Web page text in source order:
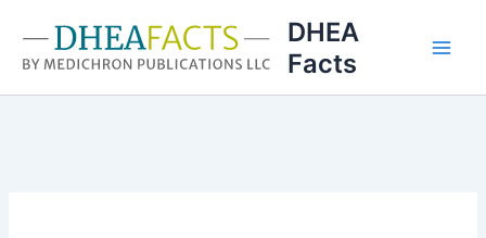
contenido
DHEA
Facts